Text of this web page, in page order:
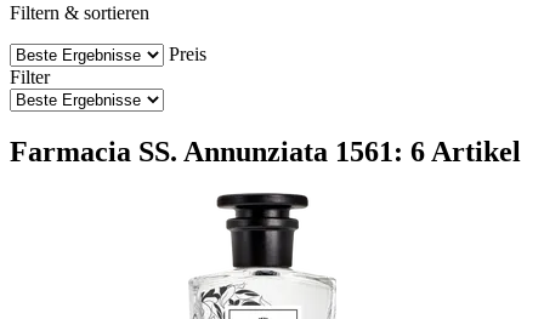
Filtern & sortieren
Preis
Filter
Farmacia SS. Annunziata 1561: 6 Artikel